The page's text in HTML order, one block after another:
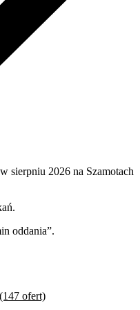
sierpniu 2026 na Szamotach
oddania”.
ofert)